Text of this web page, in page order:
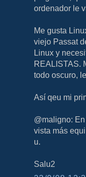
ordenador le
Me gusta
viejo Passat
Linux y
REALISTAS.
todo oscuro,
Así qeu mi
@maligno:
vista más
u.
Salu2